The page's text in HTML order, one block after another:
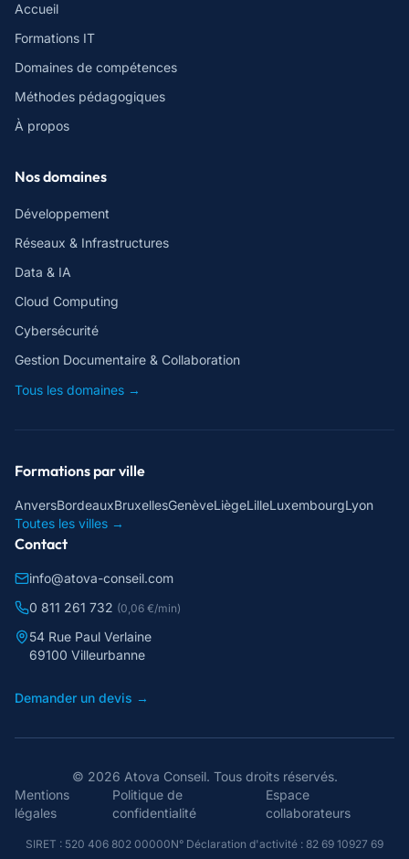
Accueil
Formations IT
Domaines de compétences
Méthodes pédagogiques
À propos
Nos domaines
Développement
Réseaux & Infrastructures
Data & IA
Cloud Computing
Cybersécurité
Gestion Documentaire & Collaboration
Tous les domaines →
Formations par ville
AnversBordeauxBruxellesGenèveLiègeLilleLuxembourgLyon
Toutes les villes →
Contact
info@atova-conseil.com
0 811 261 732 (0,06 €/min)
54 Rue Paul Verlaine
69100 Villeurbanne
Demander un devis →
© 2026 Atova Conseil. Tous droits réservés.
Mentions
légales
Politique de
confidentialité
Espace
collaborateurs
SIRET : 520 406 802 00000N° Déclaration d'activité : 82 69 10927 69